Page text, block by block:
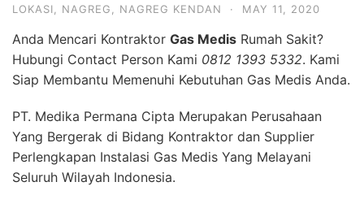
LOKASI
NAGREG NAGREG KENDAN · MAY 11, 2020
Anda Mencari Kontraktor Gas Medis Rumah Sakit?
Hubungi Contact Person Kami 0812 1393 5332. Kami
Siap Membantu Memenuhi Kebutuhan Gas Medis Anda.
PT. Medika Permana Cipta Merupakan Perusahaan
Yang Bergerak di Bidang Kontraktor dan Supplier
Perlengkapan Instalasi Gas Medis Yang Melayani
Seluruh Wilayah Indonesia.